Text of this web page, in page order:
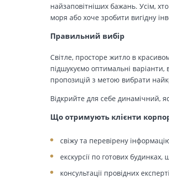
найзаповітніших бажань. Усім,
моря або хоче зробити вигідну
Правильний вибір
Світле, просторе житло в
підшукуємо оптимальні
пропозицій з метою вибрати
Відкрийте для себе динамічний,
Що отримують клієнти
свіжу та перевірену
екскурсії по готових будинках,
консультації провідних